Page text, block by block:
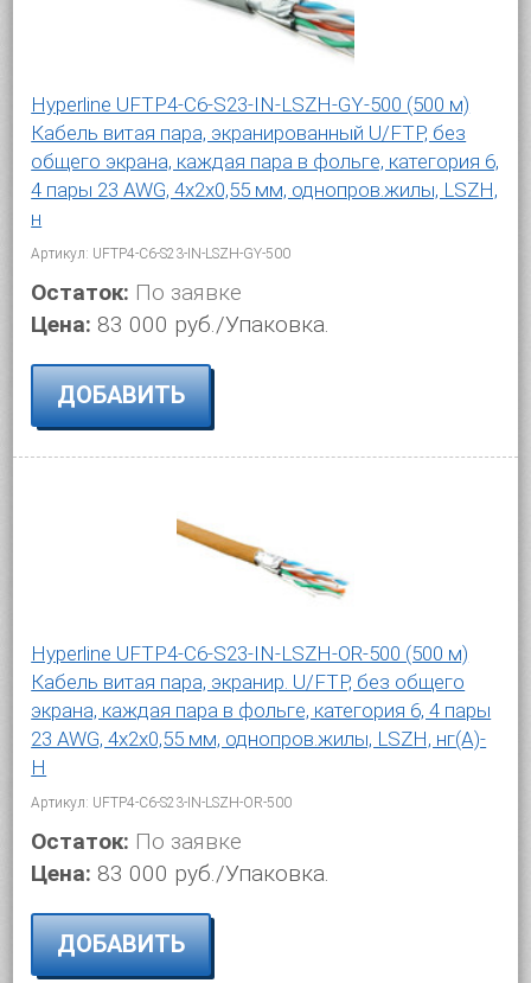
Hyperline UFTP4-C6-S23-IN-LSZH-GY-500 (500 м)
Кабель витая пара, экранированный U/FTP, без
общего экрана, каждая пара в фольге, категория 6,
4 пары 23 AWG, 4х2х0,55 мм, однопров.жилы, LSZH,
н
Артикул: UFTP4-C6-S23-IN-LSZH-GY-500
Остаток: По заявке
Цена: 83 000 руб./Упаковка.
ДОБАВИТЬ
Hyperline UFTP4-C6-S23-IN-LSZH-OR-500 (500 м)
Кабель витая пара, экранир. U/FTP, без общего
экрана, каждая пара в фольге, категория 6, 4 пары
23 AWG, 4х2х0,55 мм, однопров.жилы, LSZH, нг(А)-
H
Артикул: UFTP4-C6-S23-IN-LSZH-OR-500
Остаток: По заявке
Цена: 83 000 руб./Упаковка.
ДОБАВИТЬ